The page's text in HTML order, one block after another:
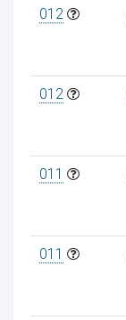
012
012
011
011